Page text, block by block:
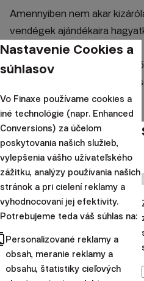
Amennyiben nem akar
vendégek ajándékaira
készítsen pénzügyi tervet,
Az Pénztárcának
120 ezer forintos
forintot takaríthat meg.
Nastavenie Cookies a
súhlasov
Vo Finaxe používame cookies a
iné technológie (napr. Enhanced
Conversions) za účelom
poskytovania našich služieb,
vylepšenia vášho užívateľského
zážitku, analýzy používania našich
stránok a pri cielení reklamy a
vyhodnocovaní jej efektivity.
Potrebujeme teda váš súhlas na:
Personalizované reklamy a
obsah, meranie reklamy a
obsahu, štatistiky cieľových